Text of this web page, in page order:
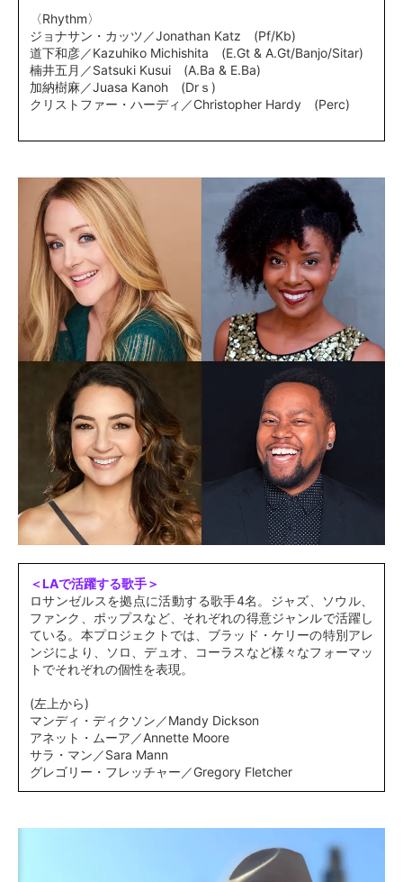
〈Rhythm〉
ジョナサン・カッツ／Jonathan Katz (Pf/Kb)
道下和彦／Kazuhiko Michishita (E.Gt & A.Gt/Banjo/Sitar)
楠井五月／Satsuki Kusui (A.Ba & E.Ba)
加納樹麻／Juasa Kanoh (Drｓ)
クリストファー・ハーディ／Christopher Hardy (Perc)
＜LAで活躍する歌手＞
ロサンゼルスを拠点に活動する歌手4名。ジャズ、ソウル、
ファンク、ポップスなど、それぞれの得意ジャンルで活躍し
ている。本プロジェクトでは、ブラッド・ケリーの特別アレ
ンジにより、ソロ、デュオ、コーラスなど様々なフォーマッ
トでそれぞれの個性を表現。
(左上から)
マンディ・ディクソン／Mandy Dickson
アネット・ムーア／Annette Moore
サラ・マン／Sara Mann
グレゴリー・フレッチャー／Gregory Fletcher